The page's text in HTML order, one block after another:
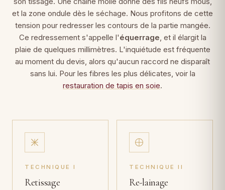
et la zone ondule dès le séchage. Nous profitons de cette
tension pour redresser les contours de la partie mangée.
Ce redressement s'appelle l'équerrage, et il élargit la
plaie de quelques millimètres. L'inquiétude est fréquente
au moment du devis, alors qu'aucun raccord ne disparaît
sans lui. Pour les fibres les plus délicates, voir la
restauration de tapis en soie.
TECHNIQUE I
Retissage
TECHNIQUE II
Re-lainage